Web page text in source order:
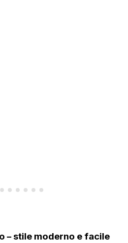
– stile moderno e facile